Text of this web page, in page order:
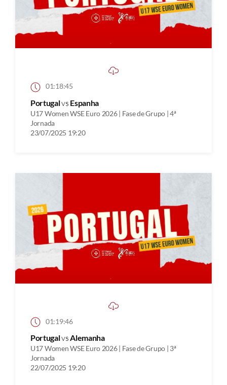
01:18:45
Portugalvs Espanha
U17 Women WSE Euro 2026 | Fase de Grupo | 4ª
Jornada
23/07/2025 19:20
01:19:46
PortugalvsAlemanha
U17 Women WSE Euro 2026 | Fase de Grupo | 3ª
Jornada
22/07/2025 19:20